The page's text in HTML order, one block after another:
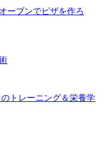
ーブンでピザを作ろ
トレーニング＆栄養学